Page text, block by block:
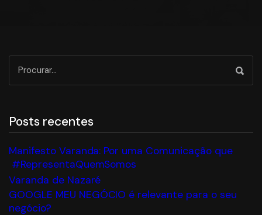
Posts recentes
Manifesto Varanda: Por uma Comunicação que
#RepresentaQuemSomos
Varanda de Nazaré
GOOGLE MEU NEGÓCIO é relevante para o seu
negócio?